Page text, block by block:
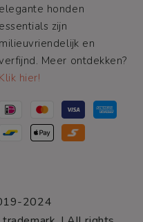
elegante honden
essentials zijn
milieuvriendelijk en
Meer ontdekken?
Klik hier!
2024